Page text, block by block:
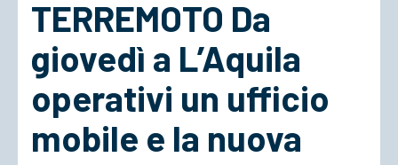
Cosa Facciamo
TERREMOTO Da
giovedì a L’Aquila
operativi un ufficio
mobile e la nuova